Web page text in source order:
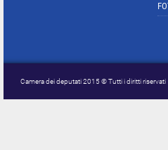
Camera dei deputati 2015 © Tutti i diritti riservati